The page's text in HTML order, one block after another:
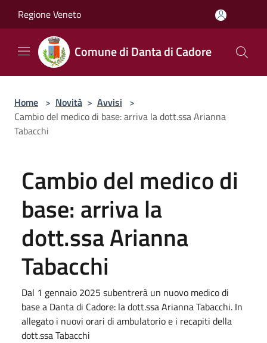
Regione Veneto
Comune di Danta di Cadore
Home > Novità > Avvisi >
Cambio del medico di base: arriva la dott.ssa Arianna
Tabacchi
Cambio del medico di
base: arriva la
dott.ssa Arianna
Tabacchi
Dal 1 gennaio 2025 subentrerà un nuovo medico di
base a Danta di Cadore: la dott.ssa Arianna Tabacchi. In
allegato i nuovi orari di ambulatorio e i recapiti della
dott.ssa Tabacchi